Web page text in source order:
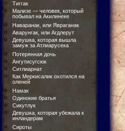
Тиггак
Мализе — человек, который
побывал на Акилинеке
Наваранак, или Явраганак
Аварунгак, или Агдлерут
Девушка, которая вышла
замуж за Атлиарусека
Потерянная дочь
Ангутисугсюк
Ситлиарнат
Как Меркисалик охотился на
оленей
Намак
Одинокие братья
Сикутлук
Девушка, которая убежала к
инландерам
Сироты